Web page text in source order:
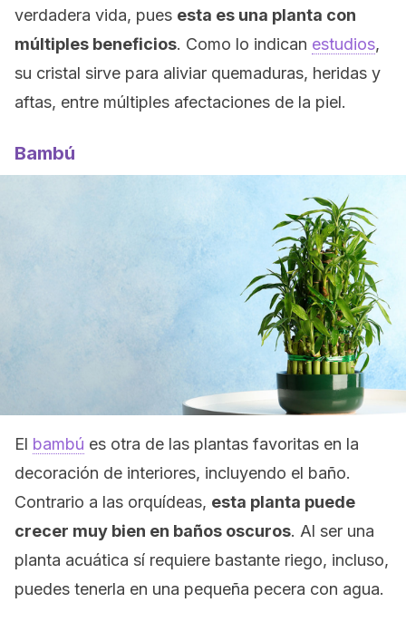
verdadera vida, pues esta es una planta con
múltiples beneficios. Como lo indican estudios,
su cristal sirve para aliviar quemaduras, heridas y
aftas, entre múltiples afectaciones de la piel.
Bambú
El bambú es otra de las plantas favoritas en la
decoración de interiores, incluyendo el baño.
Contrario a las orquídeas, esta planta puede
crecer muy bien en baños oscuros. Al ser una
planta acuática sí requiere bastante riego, incluso,
puedes tenerla en una pequeña pecera con agua.